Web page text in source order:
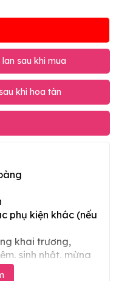
sau khi mua
khi hoa tàn
phụ kiện khác (nếu
khai trương,
sinh nhật, mừng
ngày lễ tết trong